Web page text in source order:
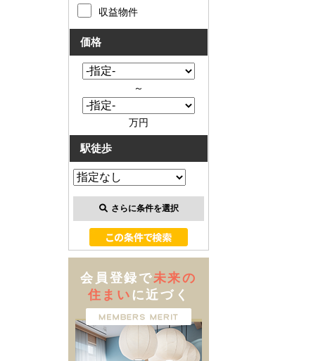
収益物件
価格
～
万円
駅徒歩
さらに条件を選択
会員登録で未来の
住まい に近づく